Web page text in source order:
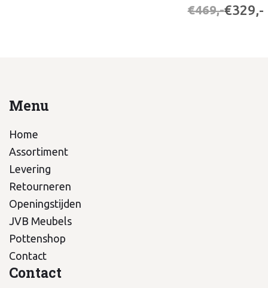
€469,-€329,-
Menu
Home
Assortiment
Levering
Retourneren
Openingstijden
JVB Meubels
Pottenshop
Contact
Contact